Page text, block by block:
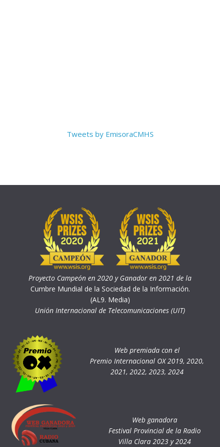
Tweets by EmisoraCMHS
Proyecto Campeón en 2020 y Ganador en 2021 de la
Cumbre Mundial de la Sociedad de la Información.
(AL9. Media)
Unión Internacional de Telecomunicaciones (UIT)
Web premiada con el
Premio Internacional OX 2019, 2020,
2021, 2022, 2023, 2024
Web ganadora
Festival Provincial de la Radio
Villa Clara 2023 y 2024